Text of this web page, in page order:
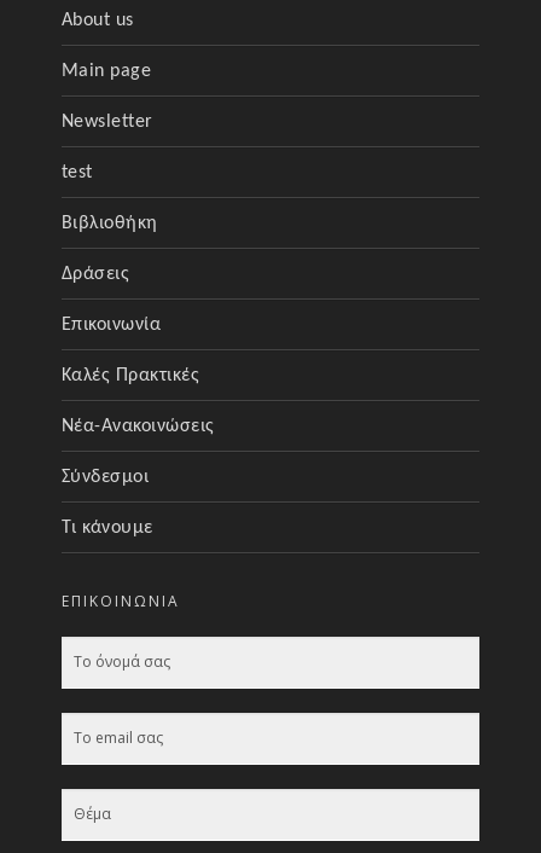
About us
Main page
Newsletter
test
Βιβλιοθήκη
Δράσεις
Επικοινωνία
Καλές Πρακτικές
Νέα-Ανακοινώσεις
Σύνδεσμοι
Τι κάνουμε
ΕΠΙΚΟΙΝΩΝΊΑ